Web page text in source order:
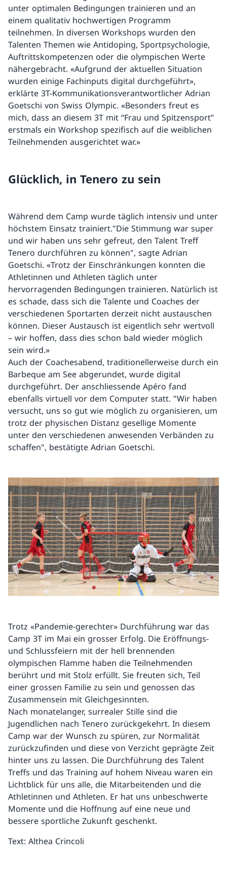
unter optimalen Bedingungen trainieren und an
einem qualitativ hochwertigen Programm
teilnehmen. In diversen Workshops wurden den
Talenten Themen wie Antidoping, Sportpsychologie,
Auftrittskompetenzen oder die olympischen Werte
nähergebracht. «Aufgrund der aktuellen Situation
wurden einige Fachinputs digital durchgeführt»,
erklärte 3T-Kommunikationsverantwortlicher Adrian
Goetschi von Swiss Olympic. «Besonders freut es
mich, dass an diesem 3T mit “Frau und Spitzensport”
erstmals ein Workshop spezifisch auf die weiblichen
Teilnehmenden ausgerichtet war.»
Glücklich, in Tenero zu sein
Während dem Camp wurde täglich intensiv und unter
höchstem Einsatz trainiert."Die Stimmung war super
und wir haben uns sehr gefreut, den Talent Treff
Tenero durchführen zu können", sagte Adrian
Goetschi. «Trotz der Einschränkungen konnten die
Athletinnen und Athleten täglich unter
hervorragenden Bedingungen trainieren. Natürlich ist
es schade, dass sich die Talente und Coaches der
verschiedenen Sportarten derzeit nicht austauschen
können. Dieser Austausch ist eigentlich sehr wertvoll
– wir hoffen, dass dies schon bald wieder möglich
sein wird.»
Auch der Coachesabend, traditionellerweise durch ein
Barbeque am See abgerundet, wurde digital
durchgeführt. Der anschliessende Apéro fand
ebenfalls virtuell vor dem Computer statt. "Wir haben
versucht, uns so gut wie möglich zu organisieren, um
trotz der physischen Distanz gesellige Momente
unter den verschiedenen anwesenden Verbänden zu
schaffen", bestätigte Adrian Goetschi.
Trotz «Pandemie-gerechter» Durchführung war das
Camp 3T im Mai ein grosser Erfolg. Die Eröffnungs-
und Schlussfeiern mit der hell brennenden
olympischen Flamme haben die Teilnehmenden
berührt und mit Stolz erfüllt. Sie freuten sich, Teil
einer grossen Familie zu sein und genossen das
Zusammensein mit Gleichgesinnten.
Nach monatelanger, surrealer Stille sind die
Jugendlichen nach Tenero zurückgekehrt. In diesem
Camp war der Wunsch zu spüren, zur Normalität
zurückzufinden und diese von Verzicht geprägte Zeit
hinter uns zu lassen. Die Durchführung des Talent
Treffs und das Training auf hohem Niveau waren ein
Lichtblick für uns alle, die Mitarbeitenden und die
Athletinnen und Athleten. Er hat uns unbeschwerte
Momente und die Hoffnung auf eine neue und
bessere sportliche Zukunft geschenkt.
Text: Althea Crincoli